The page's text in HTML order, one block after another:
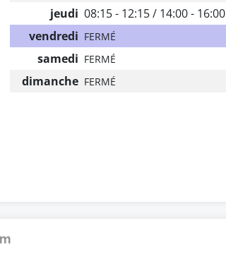
jeudi 08:15 - 12:15 / 14:00 - 16:00
vendredi FERMÉ
samedi FERMÉ
dimanche FERMÉ